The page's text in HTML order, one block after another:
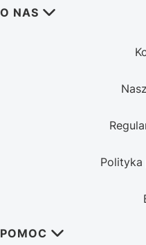
Linki w stopce
O NAS
POMOC